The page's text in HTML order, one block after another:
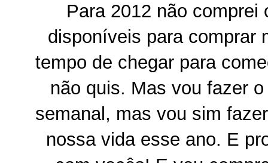
Para 2012 não
disponíveis para comprar
tempo de chegar para
não quis. Mas vou fazer
semanal, mas vou sim
nossa vida esse ano. E